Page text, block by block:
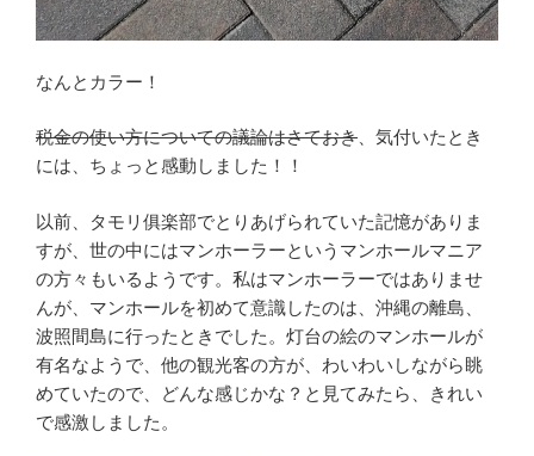
なんとカラー！
税金の使い方についての議論はさておき 、気付いたとき
には、ちょっと感動しました！！
以前、タモリ俱楽部でとりあげられていた記憶がありま
すが、世の中にはマンホーラーというマンホールマニア
の方々もいるようです。私はマンホーラーではありませ
んが、マンホールを初めて意識したのは、沖縄の離島、
波照間島に行ったときでした。灯台の絵のマンホールが
有名なようで、他の観光客の方が、わいわいしながら眺
めていたので、どんな感じかな？と見てみたら、きれい
で感激しました。